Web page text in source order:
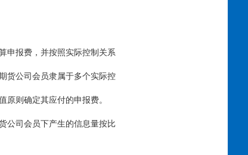
申报费，并按照实际控制关系
货公司会员隶属于多个实际控
原则确定其应付的申报费。
公司会员下产生的信息量按比